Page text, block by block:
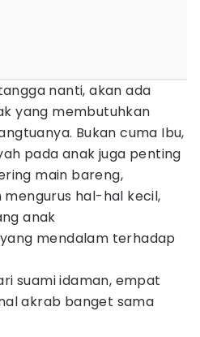
nanti, akan ada
yang membutuhkan
Bukan cuma Ibu,
pada anak juga penting
main bareng,
hal-hal kecil,
anak
yang mendalam terhadap
suami idaman, empat
akrab banget sama